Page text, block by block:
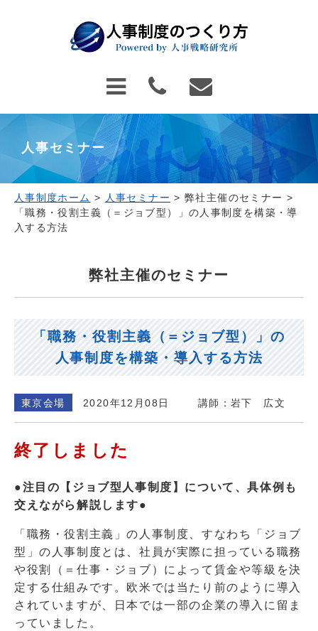
人事セミナー
人事制度ホーム > 人事セミナー >弊社主催のセミナー >
「職務・役割主義（＝ジョブ型）」の人事制度を構築・導
入する方法
弊社主催のセミナー
「職務・役割主義（＝ジョブ型）」の
人事制度を構築・導入する方法
東京会場 2020年12月08日 講師：岩下 広文
終了しました
●注目の【ジョブ型人事制度】について、具体例も
交えながら解説します●
「職務・役割主義」の人事制度、すなわち「ジョブ
型」の人事制度とは、社員が実際に担っている職務
や役割（＝仕事・ジョブ）によって賃金や等級を決
定する仕組みです。欧米では当たり前のように導入
されていますが、日本では一部の企業の導入に留ま
っていました。